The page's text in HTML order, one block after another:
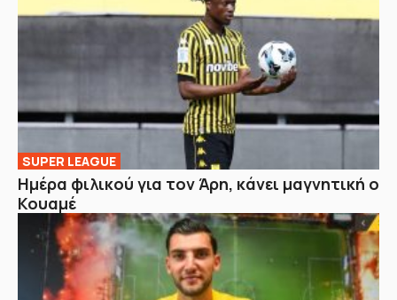
SUPER LEAGUE
Ημέρα φιλικού για τον Άρη, κάνει μαγνητική ο
Κουαμέ